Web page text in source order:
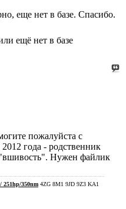
еще нет в базе. Спасибо.
ещё нет в базе
пожалуйста с
года - родственник
"вшивость". Нужен файлик
251hp/350nm 4ZG 8M1 9JD 9Z3 KA1